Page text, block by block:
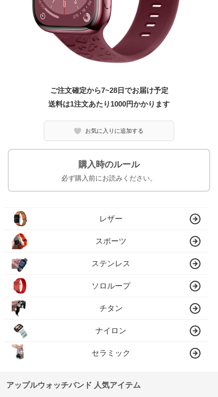
ご注文確定から7~28日でお届け予定
送料は1注文あたり 1000円かかります
お気に入りに追加する
購入時のルール
必ず購入前にお読みください。
レザー
スポーツ
ステンレス
ソロループ
チタン
ナイロン
セラミック
アップルウォッチバンド 人気アイテム